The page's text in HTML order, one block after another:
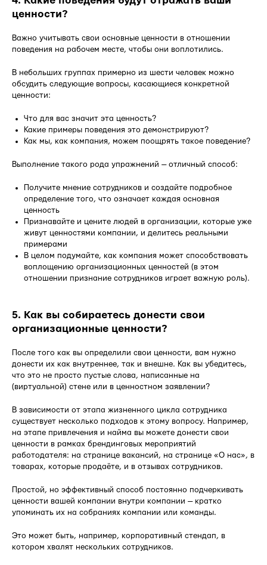
ценности?
Важно учитывать свои основные ценности в отношении
поведения на рабочем месте, чтобы они воплотились.
В небольших группах примерно из шести человек можно
обсудить следующие вопросы, касающиеся конкретной
ценности:
Что для вас значит эта ценность?
Какие примеры поведения это демонстрируют?
Как мы, как компания, можем поощрять такое поведение?
Выполнение такого рода упражнений — отличный способ:
Получите мнение сотрудников и создайте подробное
определение того, что означает каждая основная
ценность
Признавайте и цените людей в организации, которые уже
живут ценностями компании, и делитесь реальными
примерами
В целом подумайте, как компания может способствовать
воплощению организационных ценностей (в этом
отношении признание сотрудников играет важную роль).
5. Как вы собираетесь донести свои
организационные ценности?
После того как вы определили свои ценности, вам нужно
донести их как внутреннее, так и внешне. Как вы убедитесь,
что это не просто пустые слова, написанные на
(виртуальной) стене или в ценностном заявлении?
В зависимости от этапа жизненного цикла сотрудника
существует несколько подходов к этому вопросу. Например,
на этапе привлечения и найма вы можете донести свои
ценности в рамках брендинговых мероприятий
работодателя: на странице вакансий, на странице «О нас», в
товарах, которые продаёте, и в отзывах сотрудников.
Простой, но эффективный способ постоянно подчеркивать
ценности вашей компании внутри компании — кратко
упоминать их на собраниях компании или команды.
Это может быть, например, корпоративный стендап, в
котором хвалят нескольких сотрудников.